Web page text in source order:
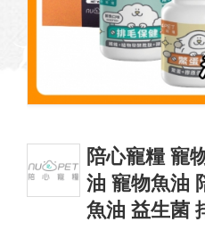
陪心寵糧 寵
油 寵物魚油
魚油 益生菌